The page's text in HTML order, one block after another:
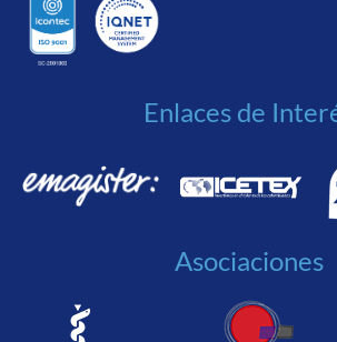
Enlaces de
Asociaciones